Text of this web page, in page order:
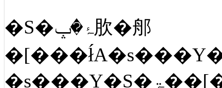
�S�ۂ�ݒ肷�郍